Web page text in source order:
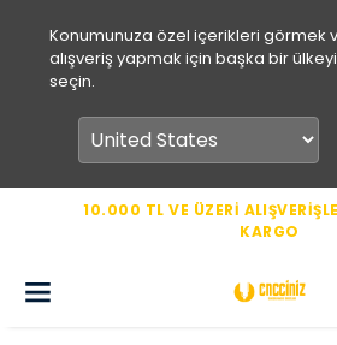
Konumunuza özel içerikleri görmek
alışveriş yapmak için başka bir
seçin.
10.000 TL VE ÜZERİ
KARGO